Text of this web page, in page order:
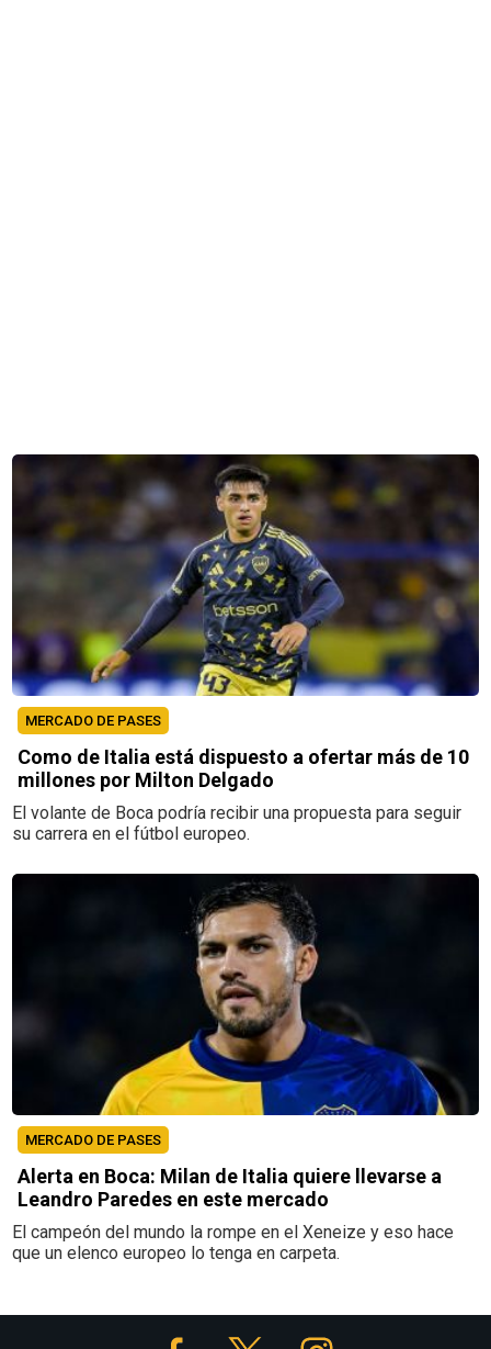
MERCADO DE PASES
Como de Italia está dispuesto a ofertar más de 10
millones por Milton Delgado
El volante de Boca podría recibir una propuesta para seguir
su carrera en el fútbol europeo.
MERCADO DE PASES
Alerta en Boca: Milan de Italia quiere llevarse a
Leandro Paredes en este mercado
El campeón del mundo la rompe en el Xeneize y eso hace
que un elenco europeo lo tenga en carpeta.